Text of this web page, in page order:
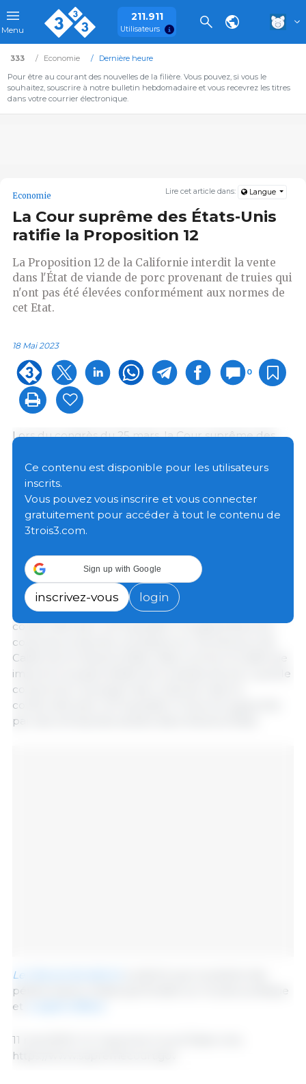
Menu
211.911
Utilisateurs
333 Economie
Dernière heure
Pour être au courant des nouvelles de la filière. Vous pouvez, si vous le
souhaitez, souscrire à notre bulletin hebdomadaire et vous recevrez les titres
dans votre courrier électronique.
Lire cet article dans: Langue
Economie
La Cour suprême des États-Unis
ratifie la Proposition 12
La Proposition 12 de la Californie interdit la vente
dans l'État de viande de porc provenant de truies qui
n'ont pas été élevées conformément aux normes de
cet Etat.
18 Mai 2023
0
Lors du congrès du 25 mars, la Cour suprême des
le National Pork Producers Council (NPPC) et
l'American Farm Bureau Federation (AFBF) contre la
Proposition 12 de la Californie, qui interdit la vente de
viande de porc provenant de truies "cruellement
confinées" dans l'État (enfermement qui empêche
complètement ses membres ou de se retourner
librement), quel que soit le lieu d'élevage.
Les pétitionnaires estiment que le coût de la mise en
conformité avec la Proposition 12 augmentera les
coûts de production et pèsera sur les éleveurs de
Californie et d'autres États. Mais comme la Californie
importe la quasi-totalité de la viande de porc qu'elle
consomme, la plupart des coûts de mise en
conformité avec la Proposition 12 seront supportés
par des entreprises situées dans d'autres États.
Le tribunal de district
pétitionnaires n'était pas fondée sur le plan juridique
et
11 mai 2023/ U.S. Supreme Court/ Etats-Unis.
https://www.supremecourt.gov
Ce contenu est disponible pour les utilisateurs
inscrits.
Vous pouvez vous inscrire et vous connecter
gratuitement pour accéder à tout le contenu de
3trois3.com.
Sign up with Google
inscrivez-vous login